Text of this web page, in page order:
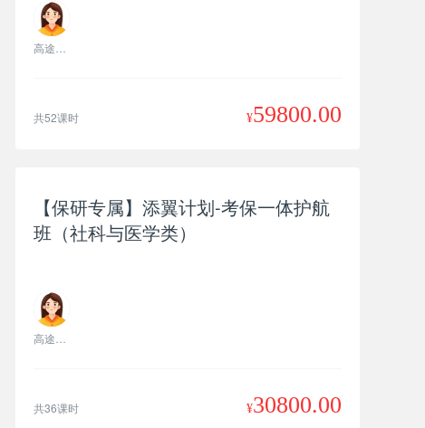
共52课时 ¥59800.00
【保研专属】添翼计划-考保一体护航
班（社科与医学类）
共36课时 ¥30800.00